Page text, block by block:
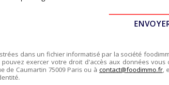
dans un fichier informatisé par la société
exercer votre droit d'accès aux données
de Caumartin 75009 Paris ou à contact@foodimmo.fr,